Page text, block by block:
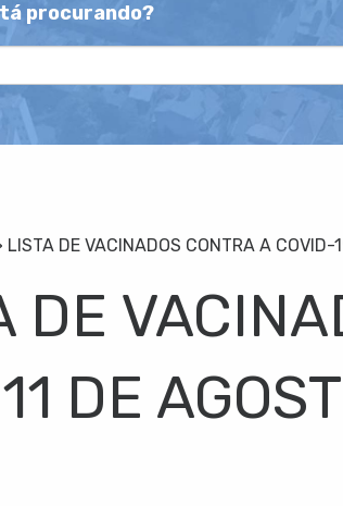
procurando?
LISTA DE VACINADOS CONTRA A
DE
DE